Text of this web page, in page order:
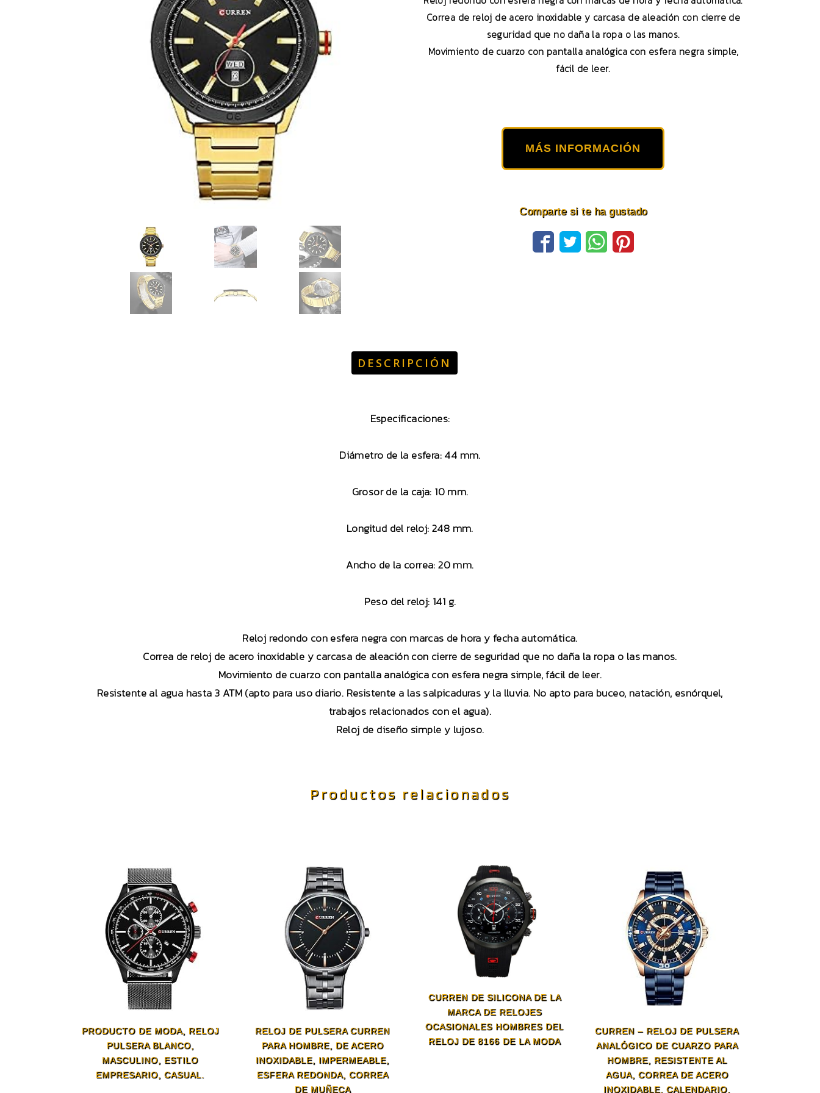
Correa de reloj de acero inoxidable y carcasa de aleación con cierre de
seguridad que no daña la ropa o las manos.
Movimiento de cuarzo con pantalla analógica con esfera negra simple,
fácil de leer.
MÁS INFORMACIÓN
Comparte si te ha gustado
DESCRIPCIÓN
Especificaciones:
Diámetro de la esfera: 44 mm.
Grosor de la caja: 10 mm.
Longitud del reloj: 248 mm.
Ancho de la correa: 20 mm.
Peso del reloj: 141 g.
Reloj redondo con esfera negra con marcas de hora y fecha automática.
Correa de reloj de acero inoxidable y carcasa de aleación con cierre de seguridad que no daña la ropa o las manos.
Movimiento de cuarzo con pantalla analógica con esfera negra simple, fácil de leer.
Resistente al agua hasta 3 ATM (apto para uso diario. Resistente a las salpicaduras y la lluvia. No apto para buceo, natación, esnórquel,
trabajos relacionados con el agua).
Reloj de diseño simple y lujoso.
Productos relacionados
PRODUCTO DE MODA, RELOJ
PULSERA BLANCO,
MASCULINO, ESTILO
EMPRESARIO, CASUAL.
RELOJ DE PULSERA CURREN
PARA HOMBRE, DE ACERO
INOXIDABLE, IMPERMEABLE,
ESFERA REDONDA, CORREA
DE MUÑECA
CURREN DE SILICONA DE LA
MARCA DE RELOJES
OCASIONALES HOMBRES DEL
RELOJ DE 8166 DE LA MODA
CURREN – RELOJ DE PULSERA
ANALÓGICO DE CUARZO PARA
HOMBRE, RESISTENTE AL
AGUA, CORREA DE ACERO
INOXIDABLE, CALENDARIO,